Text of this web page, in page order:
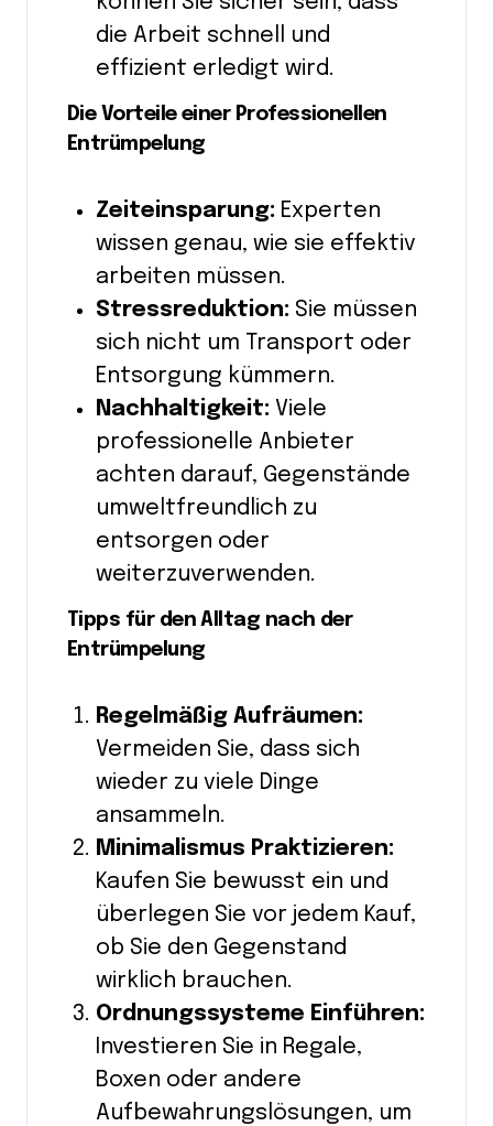
die Arbeit schnell und
effizient erledigt wird.
Die Vorteile einer Professionellen
Entrümpelung
Zeiteinsparung: Experten
wissen genau, wie sie effektiv
arbeiten müssen.
Stressreduktion: Sie müssen
sich nicht um Transport oder
Entsorgung kümmern.
Nachhaltigkeit: Viele
professionelle Anbieter
achten darauf, Gegenstände
umweltfreundlich zu
entsorgen oder
weiterzuverwenden.
Tipps für den Alltag nach der
Entrümpelung
Regelmäßig Aufräumen:
Vermeiden Sie, dass sich
wieder zu viele Dinge
ansammeln.
Minimalismus Praktizieren:
Kaufen Sie bewusst ein und
überlegen Sie vor jedem Kauf,
ob Sie den Gegenstand
wirklich brauchen.
Ordnungssysteme Einführen:
Investieren Sie in Regale,
Boxen oder andere
Aufbewahrungslösungen, um